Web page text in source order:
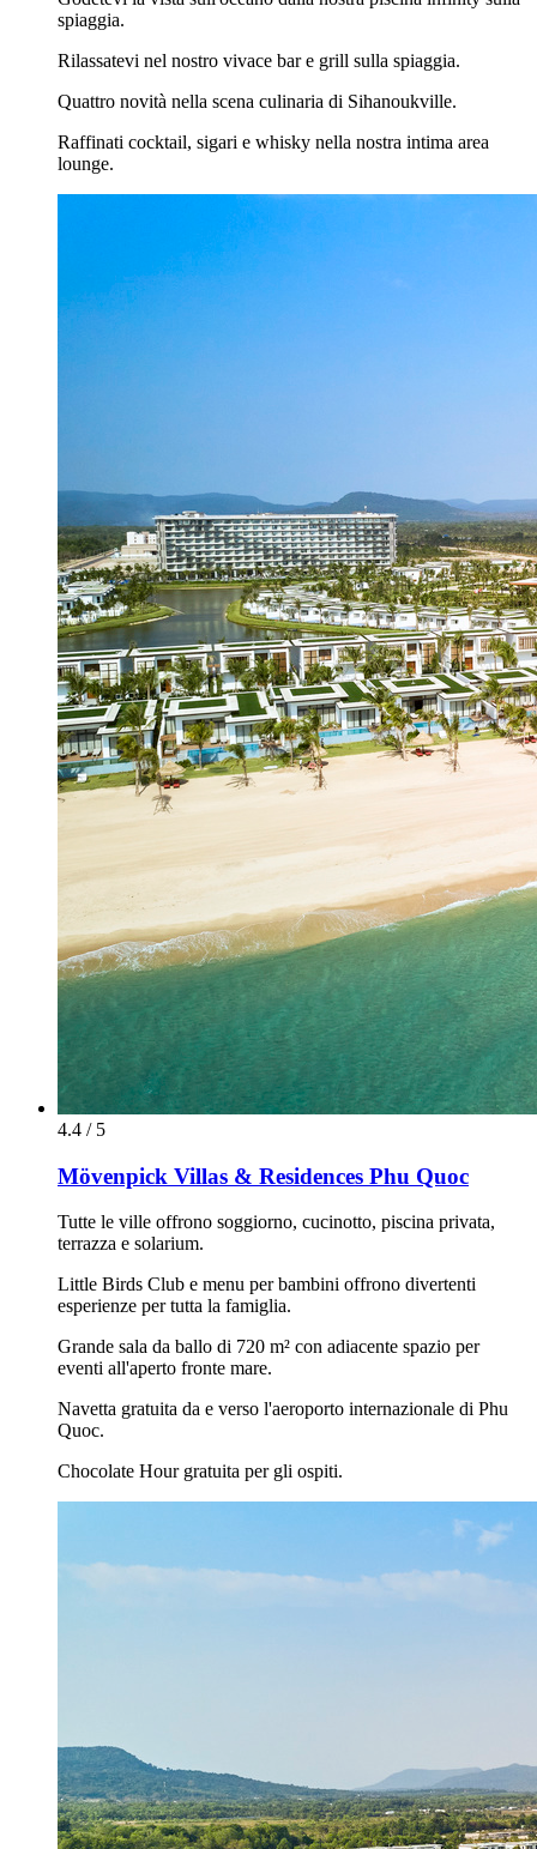
spiaggia.
Rilassatevi nel nostro vivace bar e grill sulla spiaggia.
Quattro novità nella scena culinaria di Sihanoukville.
Raffinati cocktail, sigari e whisky nella nostra intima area
lounge.
4.4 / 5
Mövenpick Villas & Residences Phu Quoc
Tutte le ville offrono soggiorno, cucinotto, piscina privata,
terrazza e solarium.
Little Birds Club e menu per bambini offrono divertenti
esperienze per tutta la famiglia.
Grande sala da ballo di 720 m² con adiacente spazio per
eventi all'aperto fronte mare.
Navetta gratuita da e verso l'aeroporto internazionale di Phu
Quoc.
Chocolate Hour gratuita per gli ospiti.